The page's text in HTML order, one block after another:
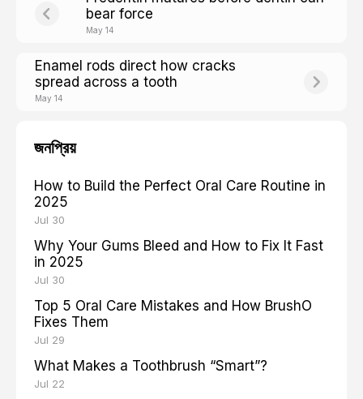
bear force
May 14
Enamel rods direct how cracks
spread across a tooth
May 14
জনপ্রিয়
How to Build the Perfect Oral Care Routine in
2025
Jul 30
Why Your Gums Bleed and How to Fix It Fast
in 2025
Jul 30
Top 5 Oral Care Mistakes and How BrushO
Fixes Them
Jul 29
What Makes a Toothbrush “Smart”?
Jul 22